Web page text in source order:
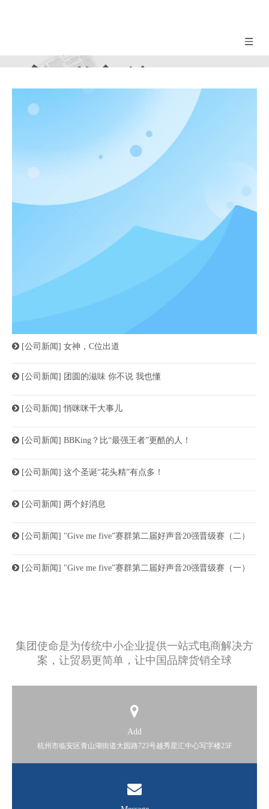
赛群新闻
FOBCENTURY NEWS
[公司新闻] 女神，C位出道
[公司新闻] 团圆的滋味 你不说 我也懂
[公司新闻]悄咪咪干大事儿
[公司新闻] BBKing？比“最强王者”更酷的人！
[公司新闻] 这个圣诞“花头精”有点多！
[公司新闻] 两个好消息
[公司新闻] "Give me five”赛群第二届好声音20强晋级赛（二）
[公司新闻] "Give me five”赛群第二届好声音20强晋级赛（一）
News and Events
集团使命是为传统中小企业提供一站式电商解决方
案，让贸易更简单，让中国品牌货销全球
Add
杭州市临安区青山湖街道大园路723号越秀星汇中心写字楼25F